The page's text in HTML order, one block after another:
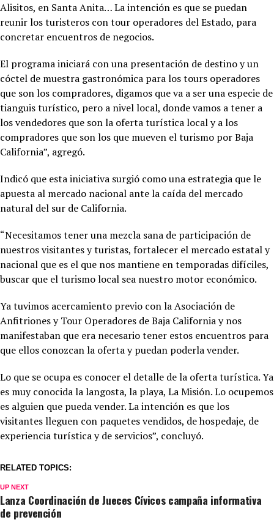
Alisitos, en Santa Anita… La intención es que se puedan
reunir los turisteros con tour operadores del Estado, para
concretar encuentros de negocios.
El programa iniciará con una presentación de destino y un
cóctel de muestra gastronómica para los tours operadores
que son los compradores, digamos que va a ser una especie de
tianguis turístico, pero a nivel local, donde vamos a tener a
los vendedores que son la oferta turística local y a los
compradores que son los que mueven el turismo por Baja
California”, agregó.
Indicó que esta iniciativa surgió como una estrategia que le
apuesta al mercado nacional ante la caída del mercado
natural del sur de California.
“Necesitamos tener una mezcla sana de participación de
nuestros visitantes y turistas, fortalecer el mercado estatal y
nacional que es el que nos mantiene en temporadas difíciles,
buscar que el turismo local sea nuestro motor económico.
Ya tuvimos acercamiento previo con la Asociación de
Anfitriones y Tour Operadores de Baja California y nos
manifestaban que era necesario tener estos encuentros para
que ellos conozcan la oferta y puedan poderla vender.
Lo que se ocupa es conocer el detalle de la oferta turística. Ya
es muy conocida la langosta, la playa, La Misión. Lo ocupemos
es alguien que pueda vender. La intención es que los
visitantes lleguen con paquetes vendidos, de hospedaje, de
experiencia turística y de servicios”, concluyó.
RELATED TOPICS:
UP NEXT
Lanza Coordinación de Jueces Cívicos campaña informativa
de prevención